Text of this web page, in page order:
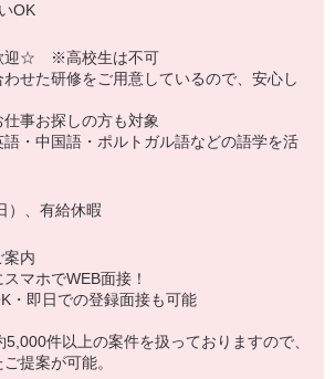
OK
迎☆ ※高校生は不可
せた研修をご用意しているので、安心し
事お探しの方も対象
・中国語・ポルトガル語などの語学を活
）、有給休暇
内
マホでWEB面接！
・即日での登録面接も可能
件以上の案件を扱っておりますので、
提案が可能。